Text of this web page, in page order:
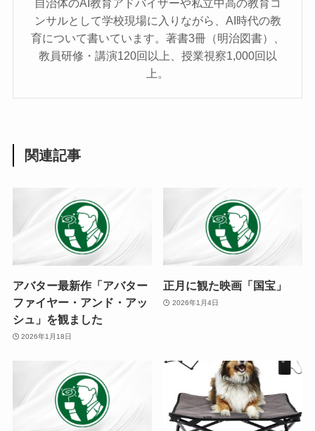
自治体のAI教育アドバイザーや私立中高の教育コ
ンサルとして学校現場に入りながら、AI時代の教
育について書いています。著書3冊（明治図書）、
教員研修・講演120回以上、授業視察1,000回以
上。
関連記事
アバター最新作「アバター
ファイヤー・アンド・アッ
シュ」を観ました
2026年1月18日
正月に観た映画「国宝」
2026年1月4日